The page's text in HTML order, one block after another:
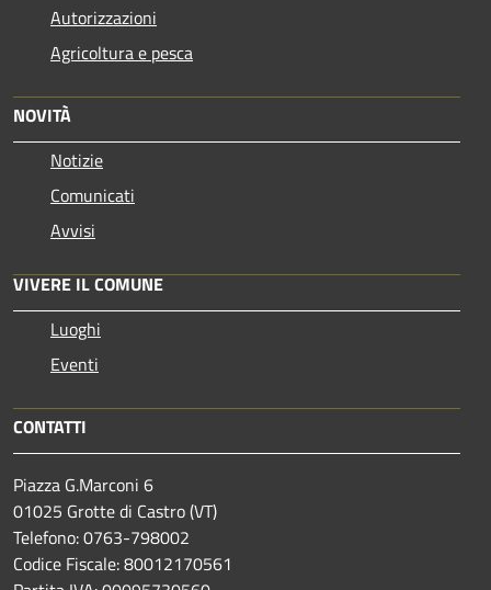
Autorizzazioni
Agricoltura e pesca
NOVITÀ
Notizie
Comunicati
Avvisi
VIVERE IL COMUNE
Luoghi
Eventi
CONTATTI
Piazza G.Marconi 6
01025 Grotte di Castro (VT)
Telefono: 0763-798002
Codice Fiscale: 80012170561